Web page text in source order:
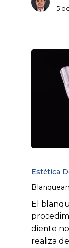
5
Estética
El
diente
realiza